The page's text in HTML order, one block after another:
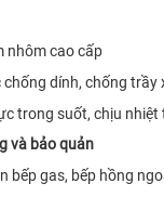
nhôm cao cấp
chống dính, chống trầy
trong suốt, chịu nhiệt
và bảo quản
bếp gas, bếp hồng